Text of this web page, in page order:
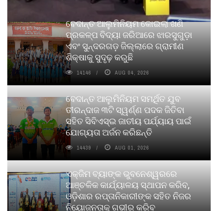
ବେଦାନ୍ତ ଆଲୁମିନିୟମ କୋଇଲା ଖଣି
ପ୍ରକଳ୍ପ ବିଦ୍ୟା ଜରିଆରେ ଝାରସୁଗୁଡ଼ା
ଏବଂ ସୁନ୍ଦରଗଡ଼ ଜିଲ୍ଲାରେ ଗ୍ରାମୀଣ
ଶିକ୍ଷାକୁ ସୁଦୃଢ଼ କରୁଛି
14146 AUG 04, 2026
ବେଦାନ୍ତ ଆଲୁମିନିୟମ ସମର୍ଥିତ ଯୁବ
ତୀରନ୍ଦାଜ ୩ଟି ସ୍ୱର୍ଣ୍ଣ ପଦକ ଜିତିବା
ସହିତ ସିବିଏସ୍ଇ ଜାତୀୟ ପର୍ଯ୍ୟାୟ ପାଇଁ
ଯୋଗ୍ୟତା ଅର୍ଜନ କରିଛନ୍ତି
14439 AUG 01, 2026
ଏକ୍ଜିମ ବ୍ୟାଙ୍କ ଭୁବନେଶ୍ୱରରେ
ଆଞ୍ଚଳିକ କାର୍ଯ୍ୟାଳୟ ସ୍ଥାପନ କରିବ,
ଓଡ଼ିଶାର ରପ୍ତାନିକାରୀଙ୍କ ସହିତ ନିଜର
ନିୟୋଜନତାକୁ ଗଭୀର କରିବ